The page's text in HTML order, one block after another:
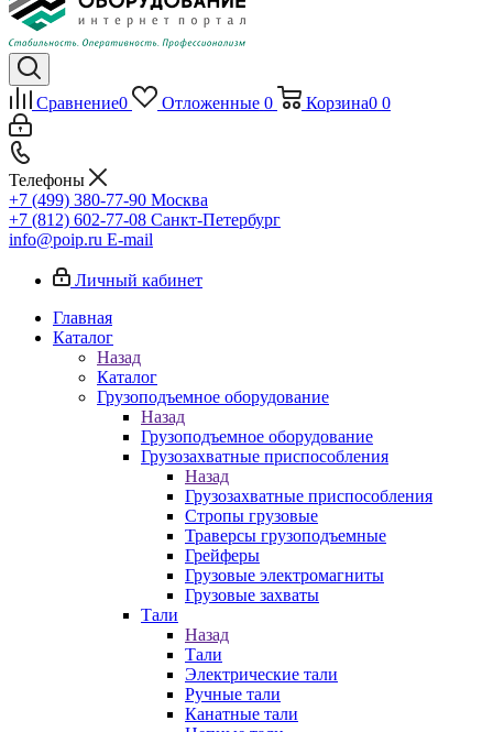
Сравнение0 Отложенные 0 Корзина0 0
Телефоны
+7 (499) 380-77-90 Москва
+7 (812) 602-77-08 Санкт-Петербург
info@poip.ru E-mail
Личный кабинет
Главная
Каталог
Назад
Каталог
Грузоподъемное оборудование
Назад
Грузоподъемное оборудование
Грузозахватные приспособления
Назад
Грузозахватные приспособления
Стропы грузовые
Траверсы грузоподъемные
Грейферы
Грузовые электромагниты
Грузовые захваты
Тали
Назад
Тали
Электрические тали
Ручные тали
Канатные тали